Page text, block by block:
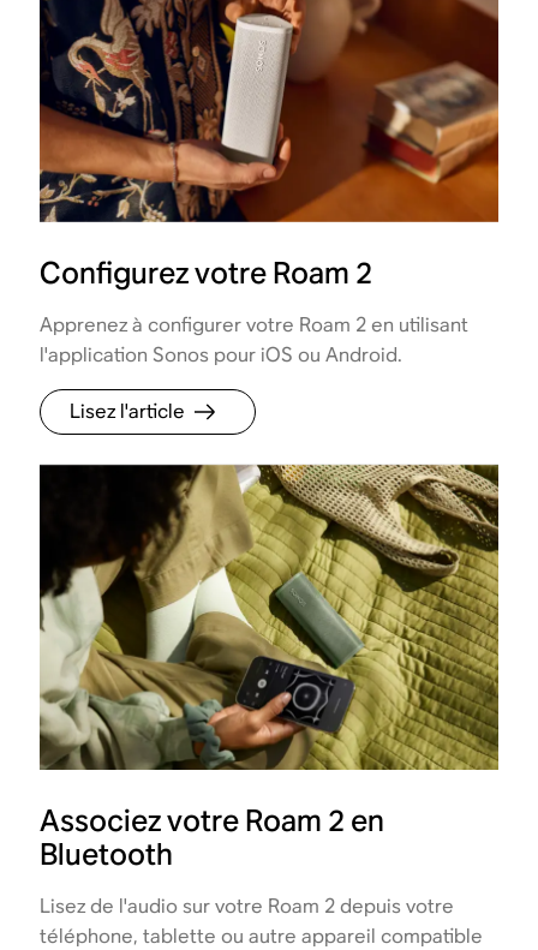
Configurez votre Roam 2
Apprenez à configurer votre Roam 2 en utilisant
l'application Sonos pour iOS ou Android.
Lisez l'article
Associez votre Roam 2 en
Bluetooth
Lisez de l'audio sur votre Roam 2 depuis votre
téléphone, tablette ou autre appareil compatible